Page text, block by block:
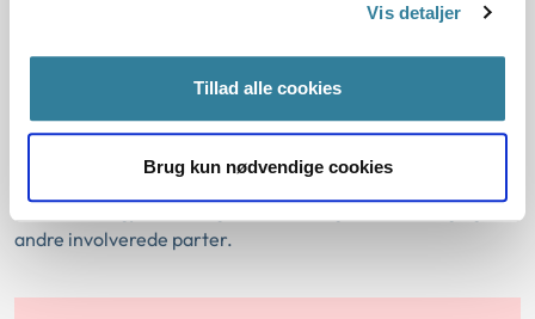
Vis detaljer
Tillad alle cookies
Brug kun nødvendige cookies
Vi sender sagen tilbage til den myndighed, du har
klaget over. Det kan for eksempel ske, fordi vi
mangler oplysninger. Myndigheden skal herefter
Når vi har afgjort din sag, sender vi afgørelsen til dig og
andre involverede parter.